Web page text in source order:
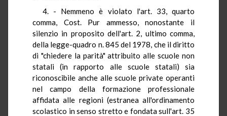
4. - Nemmeno è violato l'art. 33, quarto
comma, Cost. Pur ammesso, nonostante il
silenzio in proposito dell'art. 2, ultimo comma,
della legge-quadro n. 845 del 1978, che il diritto
di "chiedere la parità" attribuito alle scuole non
statali (in rapporto alle scuole statali) sia
riconoscibile anche alle scuole private operanti
nel campo della formazione professionale
affidata alle regioni (estranea all'ordinamento
scolastico in senso stretto e fondata sull'art. 35